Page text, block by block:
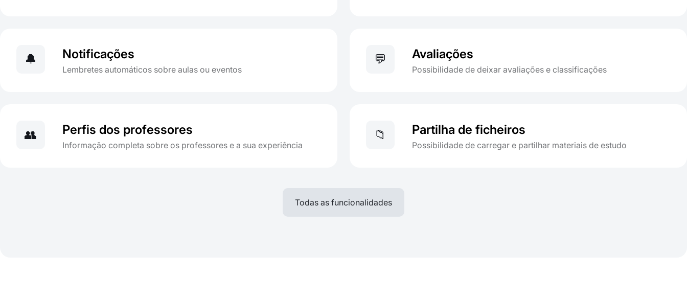
🔔 Notificações
Lembretes automáticos sobre aulas ou eventos
💬 Avaliações
Possibilidade de deixar avaliações e classificações
👥 Perfis dos professores
Informação completa sobre os professores e a sua experiência
📁 Partilha de ficheiros
Possibilidade de carregar e partilhar materiais de estudo
Todas as funcionalidades